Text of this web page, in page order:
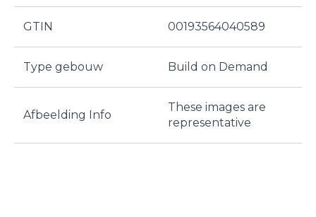
GTIN 00193564040589
Type gebouw Build on Demand
Afbeelding Info
These images are
representative